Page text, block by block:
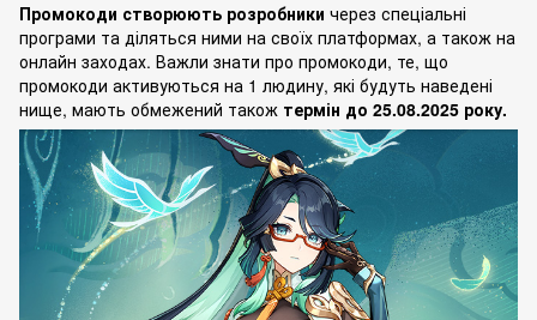
Промокоди створюють розробники через спеціальні
програми та діляться ними на своїх платформах, а також на
онлайн заходах. Важли знати про промокоди, те, що
промокоди активуються на 1 людину, які будуть наведені
нище, мають обмежений також термін до 25.08.2025 року.